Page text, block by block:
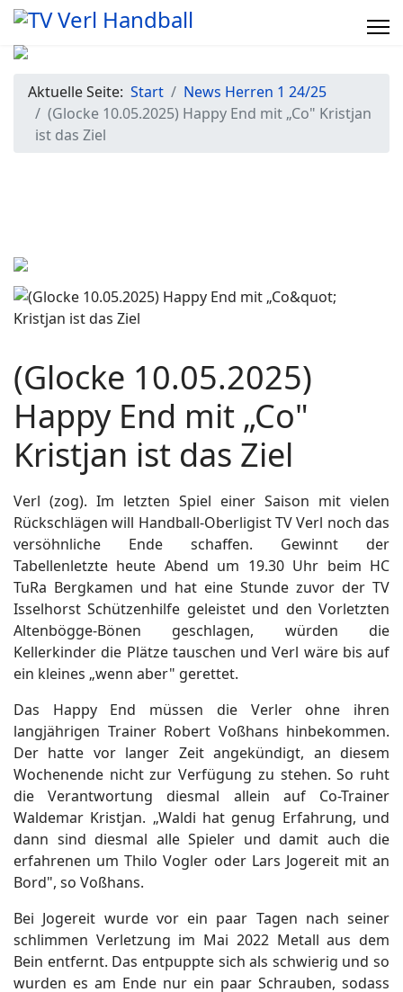
Aktuelle Seite: Start
News Herren 1 24/25
(Glocke 10.05.2025) Happy End mit „Co" Kristjan
ist das Ziel
(Glocke 10.05.2025)
Happy End mit „Co"
Kristjan ist das Ziel
Verl (zog). Im letzten Spiel einer Saison mit vielen
Rückschlägen will Handball-Oberligist TV Verl noch das
versöhnliche Ende schaffen. Gewinnt der
Tabellenletzte heute Abend um 19.30 Uhr beim HC
TuRa Bergkamen und hat eine Stunde zuvor der TV
Isselhorst Schützenhilfe geleistet und den Vorletzten
Altenbögge-Bönen geschlagen, würden die
Kellerkinder die Plätze tauschen und Verl wäre bis auf
ein kleines „wenn aber" gerettet.
Das Happy End müssen die Verler ohne ihren
langjährigen Trainer Robert Voßhans hinbekommen.
Der hatte vor langer Zeit angekündigt, an diesem
Wochenende nicht zur Verfügung zu stehen. So ruht
die Verantwortung diesmal allein auf Co-Trainer
Waldemar Kristjan. „Waldi hat genug Erfahrung, und
dann sind diesmal alle Spieler und damit auch die
erfahrenen um Thilo Vogler oder Lars Jogereit mit an
Bord", so Voßhans.
Bei Jogereit wurde vor ein paar Tagen nach seiner
schlimmen Verletzung im Mai 2022 Metall aus dem
Bein entfernt. Das entpuppte sich als schwierig und so
wurden es am Ende nur ein paar Schrauben, sodass